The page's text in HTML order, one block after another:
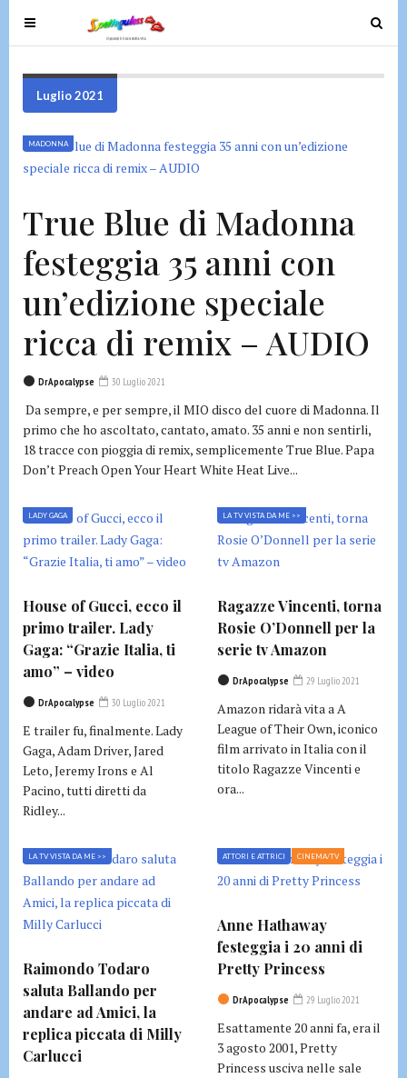
T
o
l
n
a
i
g
a
i
n
T
o
Luglio 2021
MADONNA
True Blue di Madonna
festeggia 35 anni con
un’edizione speciale
ricca di remix – AUDIO
DrApocalypse 30 Luglio 2021
Da sempre, e per sempre, il MIO disco del cuore di Madonna. Il
primo che ho ascoltato, cantato, amato. 35 anni e non sentirli,
18 tracce con pioggia di remix, semplicemente True Blue. Papa
Don’t Preach Open Your Heart White Heat Live...
LADY GAGA
House of Gucci, ecco il
primo trailer. Lady
Gaga: “Grazie Italia, ti
amo” – video
DrApocalypse 30 Luglio 2021
E trailer fu, finalmente. Lady
Gaga, Adam Driver, Jared
Leto, Jeremy Irons e Al
Pacino, tutti diretti da
Ridley...
LA TV VISTA DA ME >>
Ragazze Vincenti, torna
Rosie O’Donnell per la
serie tv Amazon
DrApocalypse 29 Luglio 2021
Amazon ridarà vita a A
League of Their Own, iconico
film arrivato in Italia con il
titolo Ragazze Vincenti e
ora...
LA TV VISTA DA ME >>
Raimondo Todaro
saluta Ballando per
andare ad Amici, la
replica piccata di Milly
Carlucci
ATTORI E ATTRICI CINEMA/TV
Anne Hathaway
festeggia i 20 anni di
Pretty Princess
DrApocalypse 29 Luglio 2021
Esattamente 20 anni fa, era il
3 agosto 2001, Pretty
Princess usciva nelle sale